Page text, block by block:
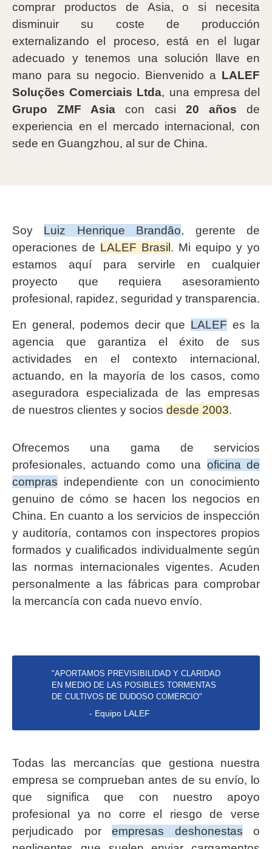
comprar productos de Asia, o si necesita
disminuir su coste de producción
externalizando el proceso, está en el lugar
adecuado y tenemos una solución llave en
mano para su negocio. Bienvenido a LALEF
Soluções Comerciais Ltda, una empresa del
Grupo ZMF Asia con casi 20 años de
experiencia en el mercado internacional, con
sede en Guangzhou, al sur de China.
Soy Luiz Henrique Brandão, gerente de
operaciones de LALEF Brasil . Mi equipo y yo
estamos aquí para servirle en cualquier
proyecto que requiera asesoramiento
profesional, rapidez, seguridad y transparencia.
En general, podemos decir que LALEF es la
agencia que garantiza el éxito de sus
actividades en el contexto internacional,
actuando, en la mayoría de los casos, como
aseguradora especializada de las empresas
de nuestros clientes y socios desde 2003.
Ofrecemos una gama de servicios
profesionales, actuando como una oficina de
compras independiente con un conocimiento
genuino de cómo se hacen los negocios en
China. En cuanto a los servicios de inspección
y auditoría, contamos con inspectores propios
formados y cualificados individualmente según
las normas internacionales vigentes. Acuden
personalmente a las fábricas para comprobar
la mercancía con cada nuevo envío.
"APORTAMOS PREVISIBILIDAD Y CLARIDAD
EN MEDIO DE LAS POSIBLES TORMENTAS
DE CULTIVOS DE DUDOSO COMERCIO"
- Equipo LALEF
Todas las mercancías que gestiona nuestra
empresa se comprueban antes de su envío, lo
que significa que con nuestro apoyo
profesional ya no corre el riesgo de verse
perjudicado por empresas deshonestas o